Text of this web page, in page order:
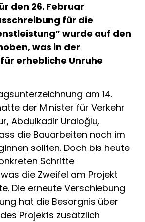
den 26. Februar
für die
wurde auf den
was in der
erhebliche Unruhe
am 14.
der Minister für Verkehr
Abdulkadir Uraloğlu,
die Bauarbeiten noch im
sollten. Doch bis heute
Schritte
die Zweifel am Projekt
Die erneute Verschiebung
hat die Besorgnis über
Projekts zusätzlich